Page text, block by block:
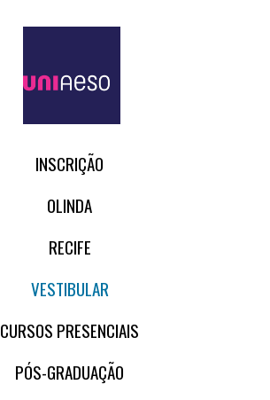
INSCRIÇÃO
OLINDA
RECIFE
VESTIBULAR
CURSOS PRESENCIAIS
PÓS-GRADUAÇÃO